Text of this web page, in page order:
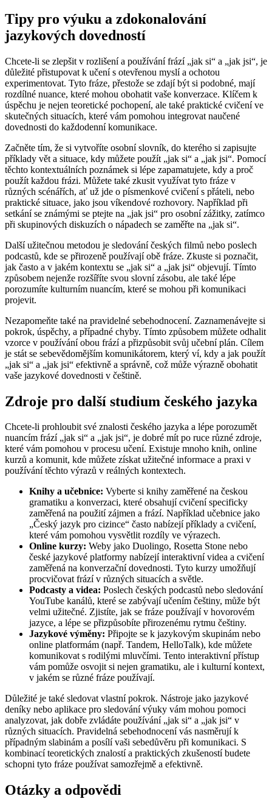
Tipy pro výuku a zdokonalování
jazykových dovedností
Chcete-li se zlepšit v rozlišení a používání frází „jak si“ a „jak jsi“, je
důležité přistupovat k učení s otevřenou myslí a ochotou
experimentovat. Tyto fráze, přestože se zdají být si podobné, mají
rozdílné nuance, které mohou obohatit vaše konverzace. Klíčem k
úspěchu je nejen teoretické pochopení, ale také praktické cvičení ve
skutečných situacích, které vám pomohou integrovat naučené
dovednosti do každodenní komunikace.
Začněte tím, že si vytvoříte osobní slovník, do kterého si zapisujte
příklady vět a situace, kdy můžete použít „jak si“ a „jak jsi“. Pomocí
těchto kontextuálních poznámek si lépe zapamatujete, kdy a proč
použít každou frázi. Můžete také zkusit využívat tyto fráze v
různých scénářích, ať už jde o písmenkové cvičení s přáteli, nebo
praktické situace, jako jsou víkendové rozhovory. Například při
setkání se známými se ptejte na „jak jsi“ pro osobní zážitky, zatímco
při skupinových diskuzích o nápadech se zaměřte na „jak si“.
Další užitečnou metodou je sledování českých filmů nebo poslech
podcastů, kde se přirozeně používají obě fráze. Zkuste si poznačit,
jak často a v jakém kontextu se „jak si“ a „jak jsi“ objevují. Tímto
způsobem nejenže rozšíříte svou slovní zásobu, ale také lépe
porozumíte kulturním nuancím, které se mohou při komunikaci
projevit.
Nezapomeňte také na pravidelné sebehodnocení. Zaznamenávejte si
pokrok, úspěchy, a případné chyby. Tímto způsobem můžete odhalit
vzorce v používání obou frází a přizpůsobit svůj učební plán. Cílem
je stát se sebevědomějším komunikátorem, který ví, kdy a jak použít
„jak si“ a „jak jsi“ efektivně a správně, což může výrazně obohatit
vaše jazykové dovednosti v češtině.
Zdroje pro další studium českého jazyka
Chcete-li prohloubit své znalosti českého jazyka a lépe porozumět
nuancím frází „jak si“ a „jak jsi“, je dobré mít po ruce různé zdroje,
které vám pomohou v procesu učení. Existuje mnoho knih, online
kurzů a komunit, kde můžete získat užitečné informace a praxi v
používání těchto výrazů v reálných kontextech.
Knihy a učebnice: Vyberte si knihy zaměřené na českou
gramatiku a konverzaci, které obsahují cvičení specificky
zaměřená na použití zájmen a frází. Například učebnice jako
„Český jazyk pro cizince“ často nabízejí příklady a cvičení,
které vám pomohou vysvětlit rozdíly ve výrazech.
Online kurzy: Weby jako Duolingo, Rosetta Stone nebo
české jazykové platformy nabízejí interaktivní videa a cvičení
zaměřená na konverzační dovednosti. Tyto kurzy umožňují
procvičovat frází v různých situacích a světle.
Podcasty a videa: Poslech českých podcastů nebo sledování
YouTube kanálů, které se zabývají učením češtiny, může být
velmi užitečné. Zjistíte, jak se fráze používají v hovorovém
jazyce, a lépe se přizpůsobíte přirozenému rytmu češtiny.
Jazykové výměny: Připojte se k jazykovým skupinám nebo
online platformám (např. Tandem, HelloTalk), kde můžete
komunikovat s rodilými mluvčími. Tento interaktivní přístup
vám pomůže osvojit si nejen gramatiku, ale i kulturní kontext,
v jakém se různé fráze používají.
Důležité je také sledovat vlastní pokrok. Nástroje jako jazykové
deníky nebo aplikace pro sledování výuky vám mohou pomoci
analyzovat, jak dobře zvládáte používání „jak si“ a „jak jsi“ v
různých situacích. Pravidelná sebehodnocení vás nasměrují k
případným slabinám a posílí vaši sebedůvěru při komunikaci. S
kombinací teoretických znalostí a praktických zkušeností budete
schopni tyto fráze používat samozřejmě a efektivně.
Otázky a odpovědi